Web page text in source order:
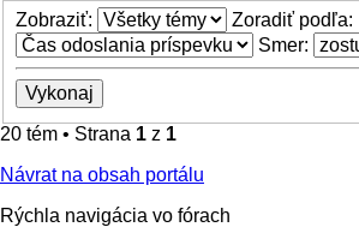
Zobraziť:
Zoradiť podľa:
Smer:
20 tém • Strana 1 z 1
Návrat na obsah portálu
Rýchla navigácia vo fórach